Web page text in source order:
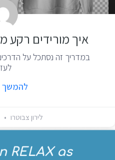
איך מורידים רקע
במדריך זה נסתכל על
להמשך
לירון צבוטרו
RELAX as